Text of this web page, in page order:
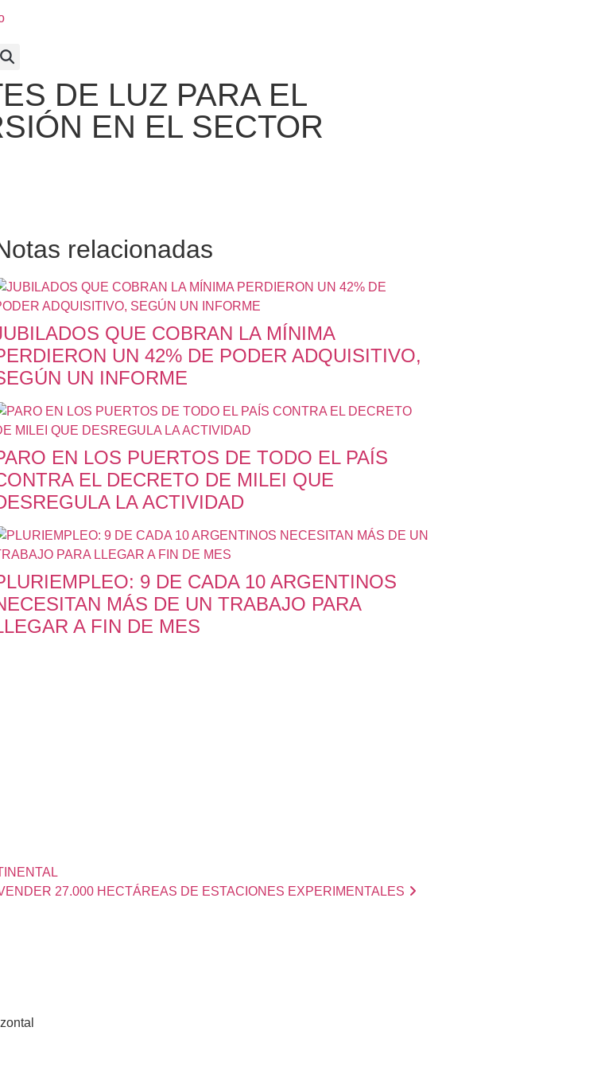
DE LUZ PARA EL
EN EL SECTOR
relacionadas
QUE COBRAN LA MÍNIMA
UN 42% DE PODER ADQUISITIVO,
UN INFORME
EN LOS PUERTOS DE TODO EL PAÍS
EL DECRETO DE MILEI QUE
LA ACTIVIDAD
9 DE CADA 10 ARGENTINOS
MÁS DE UN TRABAJO PARA
A FIN DE MES
27.000 HECTÁREAS DE ESTACIONES EXPERIMENTALES